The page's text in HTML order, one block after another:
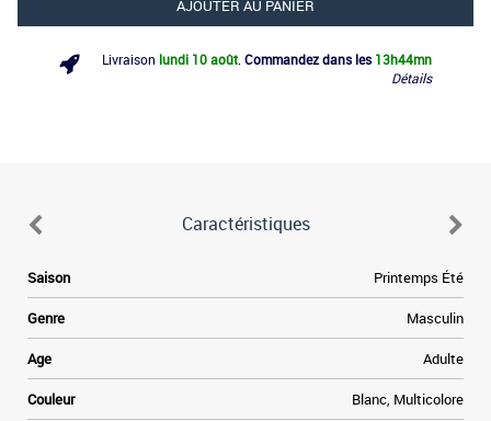
AJOUTER AU PANIER
Livraison lundi 10 août Commandez dans les 13h44mn
Détails
Caractéristiques
Saison Printemps Été
Genre Masculin
Age Adulte
Couleur Blanc, Multicolore